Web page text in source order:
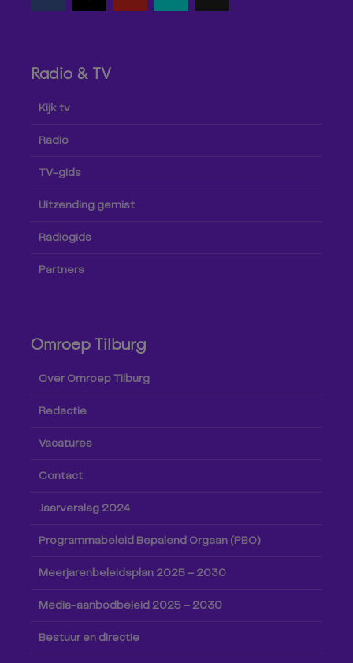
Radio & TV
Kijk tv
Radio
TV-gids
Uitzending gemist
Radiogids
Partners
Omroep Tilburg
Over Omroep Tilburg
Redactie
Vacatures
Contact
Jaarverslag 2024
Programmabeleid Bepalend Orgaan (PBO)
Meerjarenbeleidsplan 2025 – 2030
Media-aanbodbeleid 2025 – 2030
Bestuur en directie